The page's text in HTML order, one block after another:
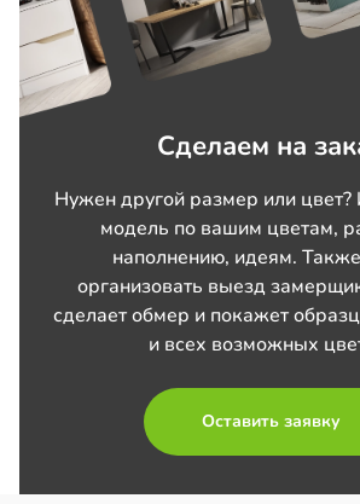
Сделаем на
Нужен другой размер или цвет?
модель по вашим цветам,
наполнению, идеям.
организовать выезд
сделает обмер и покажет
и всех возможных
Оставить заявку